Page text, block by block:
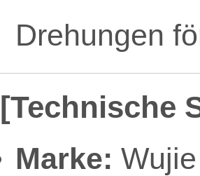
Drehungen
[Technische
Marke: